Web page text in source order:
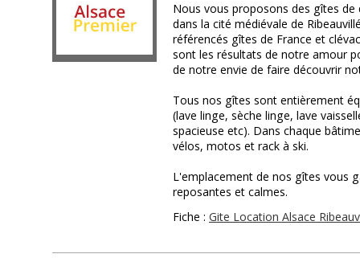
Nous vous proposons des gîtes
dans la cité médiévale de
référencés gîtes de France et
sont les résultats de notre amour
de notre envie de faire découvrir
Tous nos gîtes sont entièrement
(lave linge, sèche linge, lave
spacieuse etc). Dans chaque
vélos, motos et rack à ski.
L'emplacement de nos gîtes vous
reposantes et calmes.
Fiche : Gite Location Alsace